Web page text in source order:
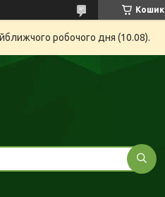
Кошик
робочого дня (10.08).